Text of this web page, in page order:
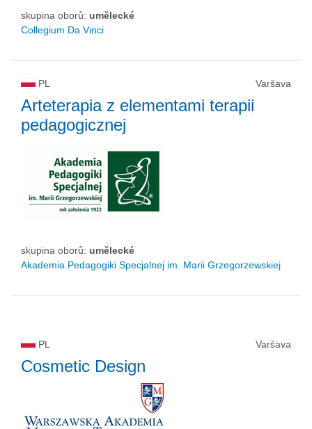
skupina oborů: umělecké
Collegium Da Vinci
PL Varšava
Arteterapia z elementami terapii
pedagogicznej
skupina oborů: umělecké
Akademia Pedagogiki Specjalnej im. Marii Grzegorzewskiej
PL Varšava
Cosmetic Design